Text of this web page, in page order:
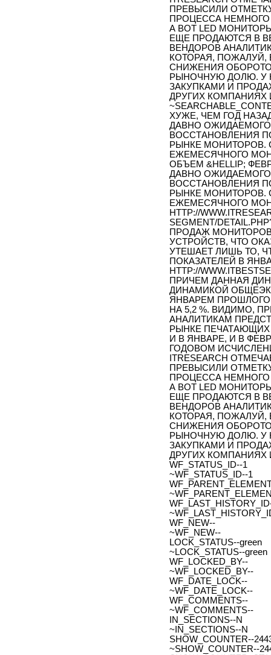
ПРЕВЫСИЛИ
ПРОЦЕССА
А ВОТ LED
ЕЩЕ ПРОДАЮТСЯ В
ВЕНДОРОВ
КОТОРАЯ, ПОЖАЛУЙ,
СНИЖЕНИЯ
РЫНОЧНУЮ ДОЛЮ. У
ЗАКУПКАМИ И
ДРУГИХ КОМПАНИЯХ
ХУЖЕ, ЧЕМ ГОД
ДАВНО
ВОССТАНОВЛЕНИЯ
РЫНКЕ МОНИТОРОВ.
ЕЖЕМЕСЯЧНОГО
ОБЪЕМ &HELLIP;
ДАВНО
ВОССТАНОВЛЕНИЯ
РЫНКЕ МОНИТОРОВ.
ЕЖЕМЕСЯЧНОГО
HTTP://
SEGMENT/
ПРОДАЖ
УСТРОЙСТВ, ЧТО
УТЕШАЕТ ЛИШЬ ТО,
ПОКАЗАТЕЛЕЙ В
HTTP://
ПРИЧЕМ ДАННАЯ
ДИНАМИКОЙ
ЯНВАРЕМ ПРОШЛОГО
НА 5,2 %. ВИДИМО,
АНАЛИТИКАМ
РЫНКЕ ПЕЧАТАЮЩИХ
И В ЯНВАРЕ, И В
ГОДОВОМ
ITRESEARCH
ПРЕВЫСИЛИ
ПРОЦЕССА
А ВОТ LED
ЕЩЕ ПРОДАЮТСЯ В
ВЕНДОРОВ
КОТОРАЯ, ПОЖАЛУЙ,
СНИЖЕНИЯ
РЫНОЧНУЮ ДОЛЮ. У
ЗАКУПКАМИ И
ДРУГИХ КОМПАНИЯХ
WF_STATUS_ID--1
~WF_STATUS_ID--1
WF_NEW--
~WF_NEW--
LOCK_STATUS--green
~LOCK_STATUS--green
WF_LOCKED_BY--
~WF_LOCKED_BY--
WF_DATE_LOCK--
~WF_DATE_LOCK--
WF_COMMENTS--
~WF_COMMENTS--
IN_SECTIONS--N
~IN_SECTIONS--N
SHOW_COUNTER--
~SHOW_COUNTER--